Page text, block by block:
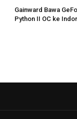
Gainward Bawa
Python II OC ke